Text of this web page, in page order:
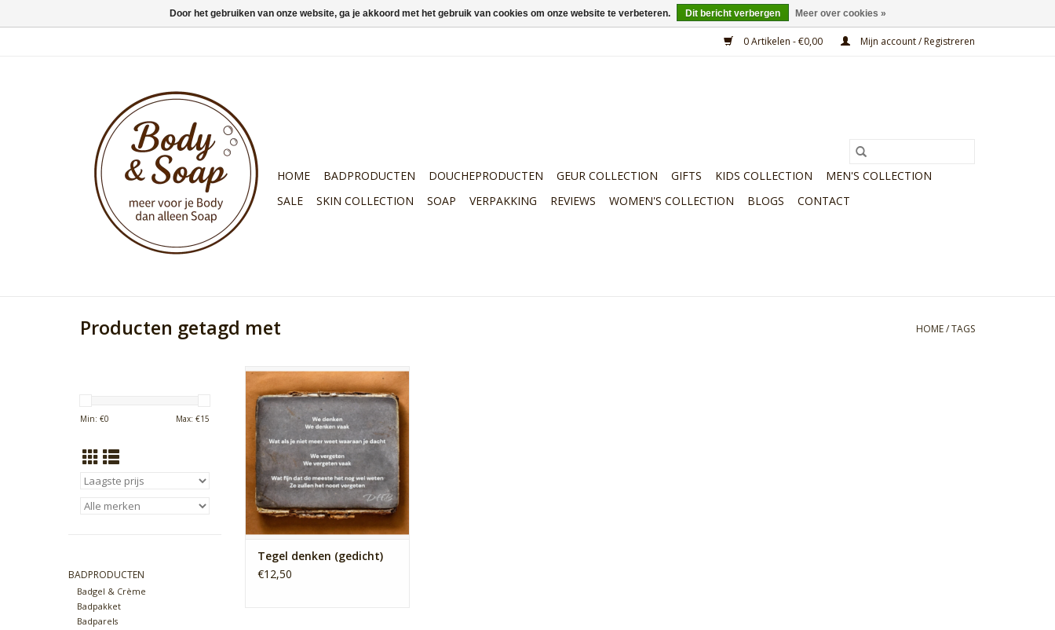
0 Artikelen - €0,00 Mijn account / Registreren
HOME BADPRODUCTEN DOUCHEPRODUCTEN GEUR COLLECTION GIFTS KIDS COLLECTION
MEN'S COLLECTION
SALE
SKIN COLLECTION SOAP VERPAKKING REVIEWS WOMEN'S COLLECTION BLOGS CONTACT
Producten getagd met HOME/TAGS
Min: €0 Max: €15
BADPRODUCTEN
Badgel & Crème
Badpakket
Badparels
Tegel met een gedicht over
denken. Wat als je niet meer weet
waaraan je dacht.
TOEVOEGEN AAN WINKELWAGEN
Tegel denken (gedicht)
€12,50
Door het gebruiken van onze website, ga je akkoord met het gebruik van cookies om onze website te verbeteren. Dit bericht verbergen Meer over cookies »